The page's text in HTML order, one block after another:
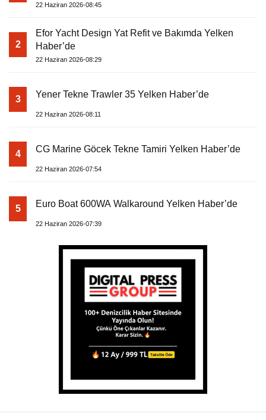
22 Haziran 2026-08:45
2
Efor Yacht Design Yat Refit ve Bakımda Yelken
Haber’de
22 Haziran 2026-08:29
3 Yener Tekne Trawler 35 Yelken Haber’de
22 Haziran 2026-08:11
4 CG Marine Göcek Tekne Tamiri Yelken Haber’de
22 Haziran 2026-07:54
5 Euro Boat 600WA Walkaround Yelken Haber’de
22 Haziran 2026-07:39